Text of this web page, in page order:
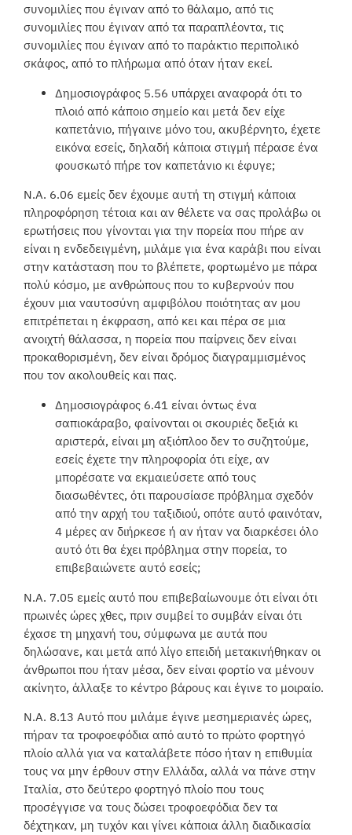
συνομιλίες που έγιναν από το θάλαμο, από τις
συνομιλίες που έγιναν από τα παραπλέοντα, τις
συνομιλίες που έγιναν από το παράκτιο περιπολικό
σκάφος, από το πλήρωμα από όταν ήταν εκεί.
Δημοσιογράφος 5.56 υπάρχει αναφορά ότι το
πλοιό από κάποιο σημείο και μετά δεν είχε
καπετάνιο, πήγαινε μόνο του, ακυβέρνητο, έχετε
εικόνα εσείς, δηλαδή κάποια στιγμή πέρασε ένα
φουσκωτό πήρε τον καπετάνιο κι έφυγε;
Ν.Α. 6.06 εμείς δεν έχουμε αυτή τη στιγμή κάποια
πληροφόρηση τέτοια και αν θέλετε να σας προλάβω οι
ερωτήσεις που γίνονται για την πορεία που πήρε αν
είναι η ενδεδειγμένη, μιλάμε για ένα καράβι που είναι
στην κατάσταση που το βλέπετε, φορτωμένο με πάρα
πολύ κόσμο, με ανθρώπους που το κυβερνούν που
έχουν μια ναυτοσύνη αμφιβόλου ποιότητας αν μου
επιτρέπεται η έκφραση, από κει και πέρα σε μια
ανοιχτή θάλασσα, η πορεία που παίρνεις δεν είναι
προκαθορισμένη, δεν είναι δρόμος διαγραμμισμένος
που τον ακολουθείς και πας.
Δημοσιογράφος 6.41 είναι όντως ένα
σαπιοκάραβο, φαίνονται οι σκουριές δεξιά κι
αριστερά, είναι μη αξιόπλοο δεν το συζητούμε,
εσείς έχετε την πληροφορία ότι είχε, αν
μπορέσατε να εκμαιεύσετε από τους
διασωθέντες, ότι παρουσίασε πρόβλημα σχεδόν
από την αρχή του ταξιδιού, οπότε αυτό φαινόταν,
4 μέρες αν διήρκεσε ή αν ήταν να διαρκέσει όλο
αυτό ότι θα έχει πρόβλημα στην πορεία, το
επιβεβαιώνετε αυτό εσείς;
Ν.Α. 7.05 εμείς αυτό που επιβεβαίωνουμε ότι είναι ότι
πρωινές ώρες χθες, πριν συμβεί το συμβάν είναι ότι
έχασε τη μηχανή του, σύμφωνα με αυτά που
δηλώσανε, και μετά από λίγο επειδή μετακινήθηκαν οι
άνθρωποι που ήταν μέσα, δεν είναι φορτίο να μένουν
ακίνητο, άλλαξε το κέντρο βάρους και έγινε το μοιραίο.
Ν.Α. 8.13 Αυτό που μιλάμε έγινε μεσημεριανές ώρες,
πήραν τα τροφοεφόδια από αυτό το πρώτο φορτηγό
πλοίο αλλά για να καταλάβετε πόσο ήταν η επιθυμία
τους να μην έρθουν στην Ελλάδα, αλλά να πάνε στην
Ιταλία, στο δεύτερο φορτηγό πλοίο που τους
προσέγγισε να τους δώσει τροφοεφόδια δεν τα
δέχτηκαν, μη τυχόν και γίνει κάποια άλλη διαδικασία